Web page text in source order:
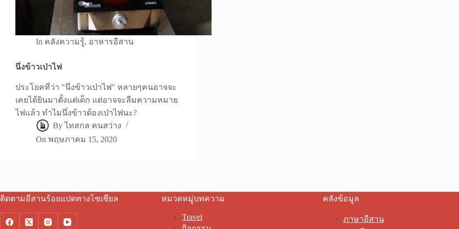
In คลังความรู้, อาหารอีสาน
นึ่งข้าวเป่าไฟ
ประโยคที่ว่า "นึ่งข้าวเป่าไฟ" หลายๆคนอาจจะ
เคยได้ยินมาตั้งแต่เด็ก แต่อาจจะลืมความหมาย
ไฟแล้ว ทำไมนึ่งข้าวต้องเป่าไฟนะ?
By ไทสกล คนสว่าง
On พฤษภาคม 15, 2020
ติดตามอีสานร้อยแปดทางโซเชียล หมวดหมู่บทความ
Travel
คลังข้อมูล
ภาษาอีสาน